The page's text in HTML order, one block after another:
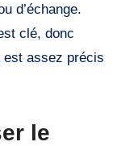
d’échange.
clé, donc
est assez précis
le